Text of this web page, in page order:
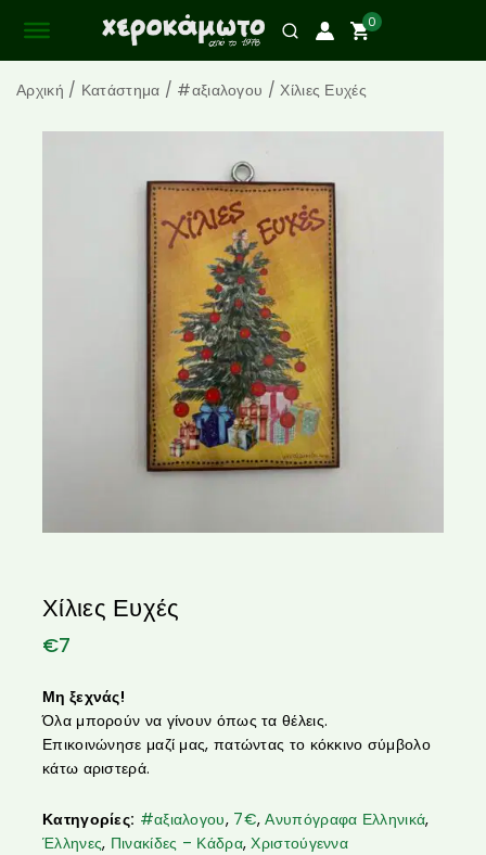
0
Αρχική / Κατάστημα / #αξιαλογου / Χίλιες Ευχές
Χίλιες Ευχές
€7
Μη ξεχνάς!
Όλα μπορούν να γίνουν όπως τα θέλεις.
Επικοινώνησε μαζί μας, πατώντας το κόκκινο σύμβολο
κάτω αριστερά.
Κατηγορίες: #αξιαλογου, 7€,Ανυπόγραφα Ελληνικά,
Έλληνες, Πινακίδες – Κάδρα,Χριστούγεννα